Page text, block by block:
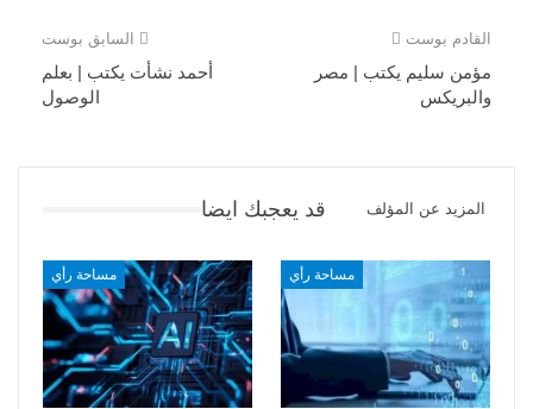
السابق بوست
أحمد نشأت يكتب | بعلم
الوصول
القادم بوست
مؤمن سليم يكتب | مصر
والبريكس
قد يعجبك ايضا المزيد عن المؤلف
مساحة رأي مساحة رأي